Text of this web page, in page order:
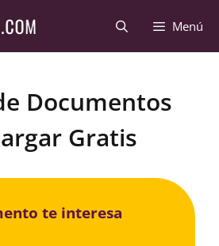
Menú
Documentos
Gratis
te interesa